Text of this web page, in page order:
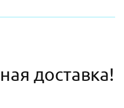
доставка!